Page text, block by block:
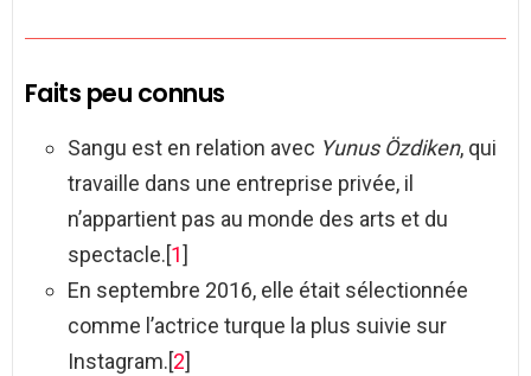
Faits peu connus
Sangu est en relation avec Yunus Özdiken, qui
travaille dans une entreprise privée, il
n’appartient pas au monde des arts et du
spectacle.[1]
En septembre 2016, elle était sélectionnée
comme l’actrice turque la plus suivie sur
Instagram.[2]